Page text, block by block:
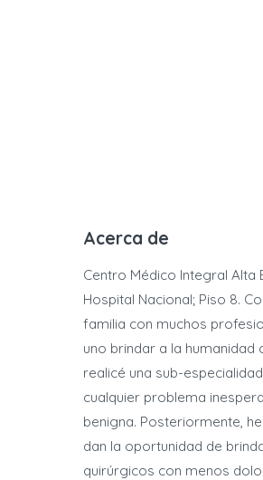
Acerca de
Centro Médico Integral Alta
Hospital Nacional; Piso 8.
familia con muchos
uno brindar a la
realicé una sub-
cualquier problema
benigna. Posteriormente,
dan la oportunidad de
quirúrgicos con menos